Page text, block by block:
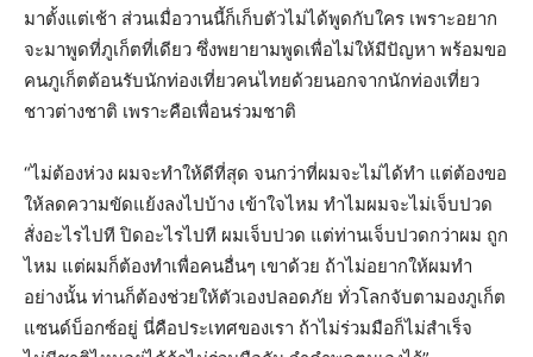
มาตั้งแต่เช้า ส่วนเมื่อวานนี้ก็เก็บตัวไม่ได้พูดกับใคร เพราะอยาก
จะมาพูดที่ภูเก็ตที่เดียว ซึ่งพยายามพูดเพื่อไม่ให้มีปัญหา พร้อมขอ
คนภูเก็ตต้อนรับนักท่องเที่ยวคนไทยด้วยนอกจากนักท่องเที่ยว
ชาวต่างชาติ เพราะคือเพื่อนร่วมชาติ
“ไม่ต้องห่วง ผมจะทำให้ดีที่สุด จนกว่าที่ผมจะไม่ได้ทำ แต่ต้องขอ
ให้ลดความขัดแย้งลงไปบ้าง เข้าใจไหม ทำไมผมจะไม่เจ็บปวด
สั่งอะไรไปที ปิดอะไรไปที ผมเจ็บปวด แต่ท่านเจ็บปวดกว่าผม ถูก
ไหม แต่ผมก็ต้องทำเพื่อคนอื่นๆ เขาด้วย ถ้าไม่อยากให้ผมทำ
อย่างนั้น ท่านก็ต้องช่วยให้ตัวเองปลอดภัย ทั่วโลกจับตามองภูเก็ต
แซนด์บ็อกซ์อยู่ นี่คือประเทศของเรา ถ้าไม่ร่วมมือก็ไม่สำเร็จ